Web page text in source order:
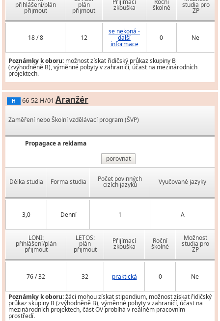
přihlášení/plán
přijmout
plán
přijmout
Přijímací
zkouška
Roční
školné studia pro
ZP
18 / 8 12
se nekoná -
další
informace
0 Ne
Poznámky k oboru: možnost získat řidičský průkaz skupiny B
(zvýhodněně B), výměnné pobyty v zahraničí, účast na mezinárodních
projektech.
H 66-52-H/01 Aranžér
Zaměření nebo Školní vzdělávací program (ŠVP)
Propagace a reklama
porovnat
Délka studia Forma studia Počet povinných
cizích jazyků Vyučované jazyky
3,0 Denní 1 A
LONI:
přihlášení/plán
přijmout
LETOS:
plán
přijmout
Přijímací
zkouška
Roční
školné
Možnost
studia pro
ZP
76 / 32 32 praktická 0 Ne
Poznámky k oboru:žáci mohou získat stipendium, možnost získat řidičský
průkaz skupiny B (zvýhodněně B), výměnné pobyty v zahraničí, účast na
mezinárodních projektech, část OV probíhá v reálném pracovním
prostředí.